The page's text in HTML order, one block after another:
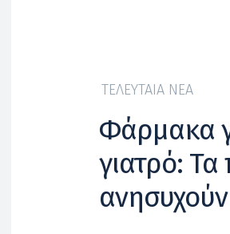
ΤΕΛΕΥΤΑΊΑ ΝΈΑ
Φάρμακα
γιατρό: Τα
ανησυχούν